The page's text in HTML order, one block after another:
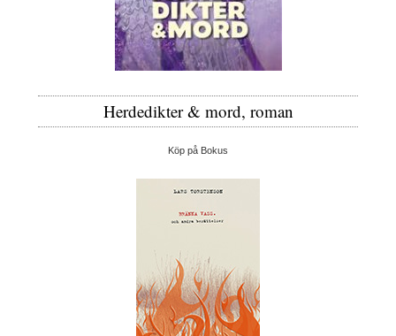
Herdedikter & mord, roman
Köp på Bokus